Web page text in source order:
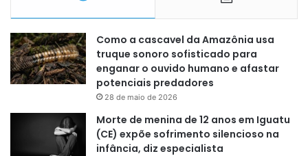
Como a cascavel da Amazônia usa
truque sonoro sofisticado para
enganar o ouvido humano e afastar
potenciais predadores
28 de maio de 2026
Morte de menina de 12 anos em Iguatu
(CE) expõe sofrimento silencioso na
infância, diz especialista